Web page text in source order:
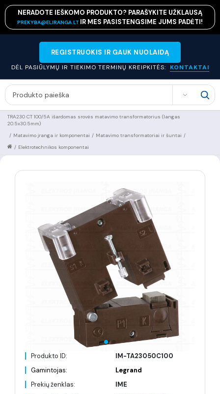
NERADOTE IEŠKOMO PRODUKTO? PARAŠYKITE UŽKLAUSĄ
PREKYBA@ELIRANGA.LT IR MES PASISTENGSIME JUMS PADĖTI!
REGISTRUOKIS IR GAUK NUOLAIDĄ
DĖL PASIŪLYMŲ IR TIEKIMO TERMINŲ KREIPKITĖS: KONTAKTAI
SEARCH
TRA230 CT 100/5A išardomas srovės matavimo transformatorius (langas
20.5x30.5mm)
/
Matavimo transformatoriai ir šuntai
/
Matavimo įranga ir komponentai
/
Elektrotechnikos komponentai
/
Produkto ID:
IM-TA23050C100
Gamintojas:
Legrand
Prekių ženklas:
IME